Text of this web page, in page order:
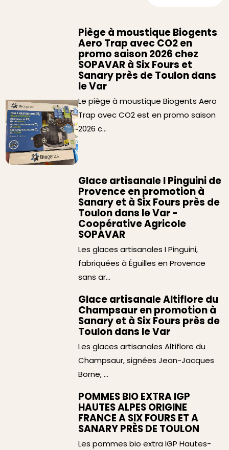
Piège à moustique Biogents
Aero Trap avec CO2 en
promo saison 2026 chez
SOPAVAR à Six Fours et
Sanary près de Toulon dans
le Var
Le piège à moustique Biogents Aero
Trap avec CO2 est en promo saison
2026 c...
Glace artisanale I Pinguini de
Provence en promotion à
Sanary et à Six Fours près de
Toulon dans le Var -
Coopérative Agricole
SOPAVAR
Les glaces artisanales I Pinguini,
fabriquées à Éguilles en Provence
sans ar...
Glace artisanale Altiflore du
Champsaur en promotion à
Sanary et à Six Fours près de
Toulon dans le Var
Les glaces artisanales Altiflore du
Champsaur, signées Jean-Jacques
Borne, ...
POMMES BIO EXTRA IGP
HAUTES ALPES ORIGINE
FRANCE A SIX FOURS ET A
SANARY PRÈS DE TOULON
Les pommes bio extra IGP Hautes-